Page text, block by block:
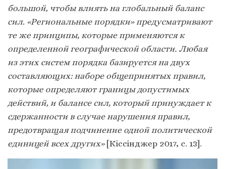
большой, чтобы влиять на глобальный баланс
сил. «Региональные порядки» предусматривают
те же принципы, которые применяются к
определенной географической области. Любая
из этих систем порядка базируется на двух
составляющих: наборе общепринятых правил,
которые определяют границы допустимых
действий, и балансе сил, который принуждает к
сдержанности в случае нарушения правил,
предотвращая подчинение одной политической
единицей всех других»[Кіссінджер 2017, с. 13].